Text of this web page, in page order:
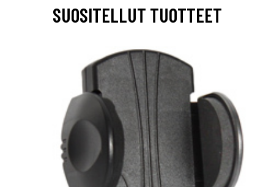
SUOSITELLUT TUOTTEET